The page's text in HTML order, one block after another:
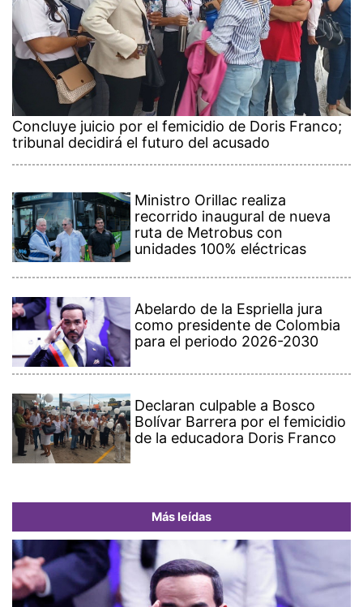
Concluye juicio por el femicidio de Doris Franco;
tribunal decidirá el futuro del acusado
Ministro Orillac realiza
recorrido inaugural de nueva
ruta de Metrobus con
unidades 100% eléctricas
Abelardo de la Espriella jura
como presidente de Colombia
para el periodo 2026-2030
Declaran culpable a Bosco
Bolívar Barrera por el femicidio
de la educadora Doris Franco
Más leídas